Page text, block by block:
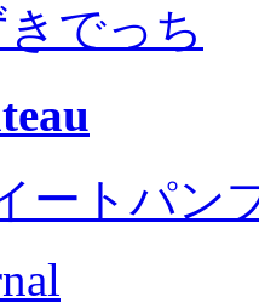
でっち
ートパン